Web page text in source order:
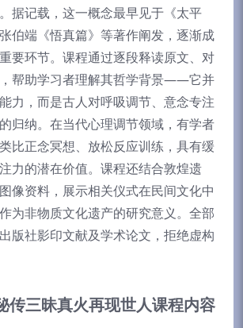
据记载，这一概念最早见于《太平
伯端《悟真篇》等著作阐发，逐渐成
要环节。课程通过逐段释读原文、对
帮助学习者理解其哲学背景——它并
力，而是古人对呼吸调节、意念专注
归纳。在当代心理调节领域，有学者
比正念冥想、放松反应训练，具有缓
力的潜在价值。课程还结合敦煌遗
像资料，展示相关仪式在民间文化中
为非物质文化遗产的研究意义。全部
版社影印文献及学术论文，拒绝虚构
传三昧真火再现世人课程内容